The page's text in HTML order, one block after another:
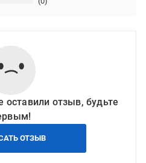
оставили отзыв, будьте
ОТЗЫВ